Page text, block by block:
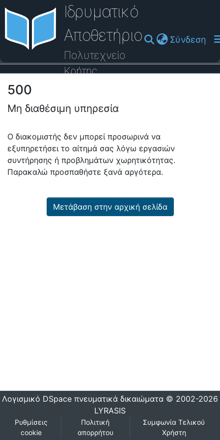
Ιδρυματικό
Αποθετήριο
Πολυτεχνείο
Κρήτης
Σύνδεση
Οδηγός Βοήθειας
500
Μη διαθέσιμη υπηρεσία
Ο διακομιστής δεν μπορεί προσωρινά να
εξυπηρετήσει το αίτημά σας λόγω εργασιών
συντήρησης ή προβλημάτων χωρητικότητας.
Παρακαλώ προσπαθήστε ξανά αργότερα.
Μετάβαση στην αρχική σελίδα
Λογισμικό DSpace πνευματικά δικαιώματα © 2002-2026
LYRASIS
Ρυθμίσεις
cookie
Πολιτική
απορρήτου
Συμφωνία Τελικού
Χρήστη